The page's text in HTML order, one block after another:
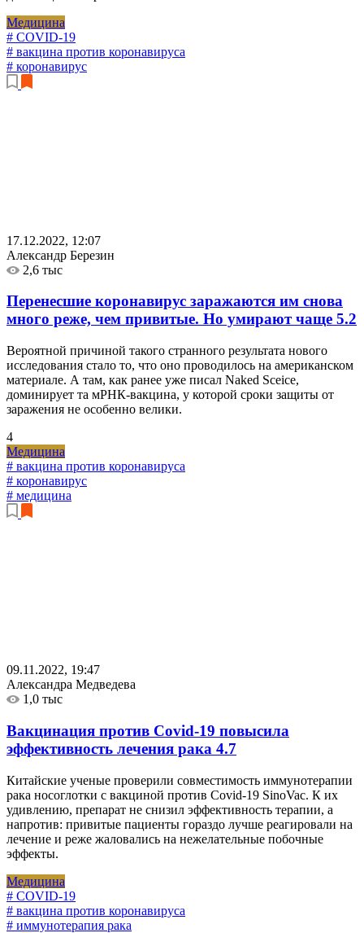
Медицина
# COVID-19
# вакцина против коронавируса
# коронавирус
17.12.2022, 12:07
Александр Березин
2,6 тыс
Перенесшие коронавирус заражаются им снова
много реже, чем привитые. Но умирают чаще 5.2
Вероятной причиной такого странного результата нового
исследования стало то, что оно проводилось на американском
материале. А там, как ранее уже писал Naked Sceice,
доминирует та мРНК-вакцина, у которой сроки защиты от
заражения не особенно велики.
4
Медицина
# вакцина против коронавируса
# коронавирус
# медицина
09.11.2022, 19:47
Александра Медведева
1,0 тыс
Вакцинация против Covid-19 повысила
эффективность лечения рака 4.7
Китайские ученые проверили совместимость иммунотерапии
рака носоглотки с вакциной против Covid-19 SinoVac. К их
удивлению, препарат не снизил эффективность терапии, а
напротив: привитые пациенты гораздо лучше реагировали на
лечение и реже жаловались на нежелательные побочные
эффекты.
Медицина
# COVID-19
# вакцина против коронавируса
# иммунотерапия рака